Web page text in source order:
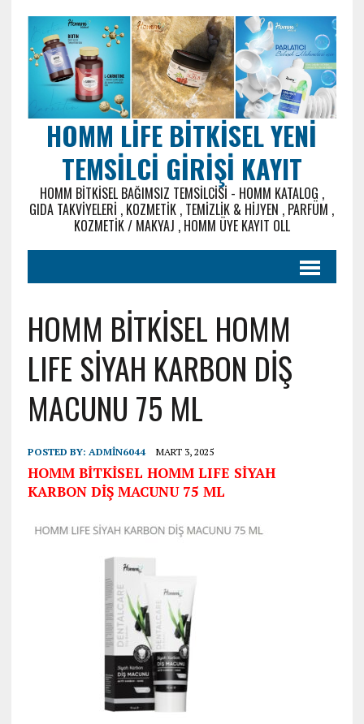
HOMM LIFE BITKISEL YENI
TEMSILCI GIRIŞI KAYIT
HOMM BITKISEL BAĞIMSIZ TEMSILCISI - HOMM KATALOG ,
GIDA TAKVIYELERI , KOZMETIK , TEMIZLIK & HIJYEN , PARFÜM ,
KOZMETIK / MAKYAJ , HOMM ÜYE KAYIT OLL
HOMM BİTKİSEL HOMM
LIFE SİYAH KARBON DİŞ
MACUNU 75 ML
POSTED BY: ADMIN6044 MART 3, 2025
HOMM BİTKİSEL HOMM LIFE SİYAH
KARBON DİŞ MACUNU 75 ML